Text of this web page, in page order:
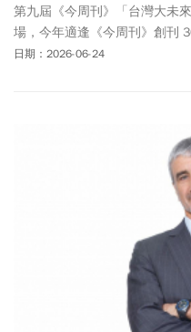
第九屆《今周刊》「台灣大未
場，今年適逢《今周刊》創刊
袖與專家學者，共同解析全球
日期：2026-06-24